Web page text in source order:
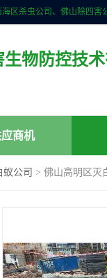
物防控技
商机
公司 > 佛山高明区灭